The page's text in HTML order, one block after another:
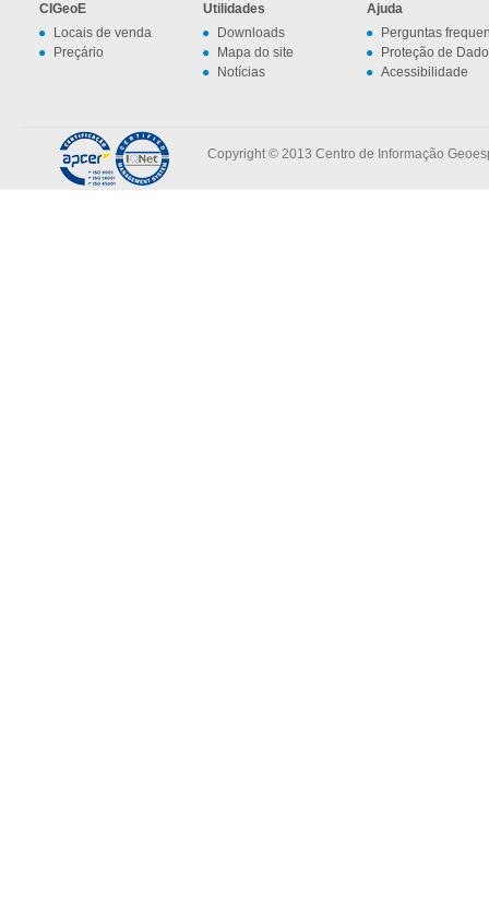
CIGeoE
Locais de venda
Preçário
Utilidades
Downloads
Mapa do site
Notícias
Ajuda
Perguntas
Proteção de
Acessibilidade
Copyright © 2013 Centro de Informação